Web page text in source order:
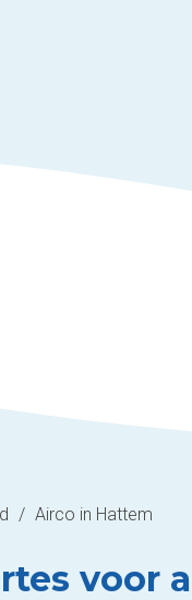
/ Airco in Hattem
voor